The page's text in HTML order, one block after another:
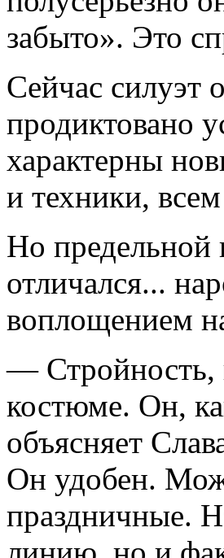
забыто». Это
Сейчас силуэт
продиктовано
характерны
и техники,
Но предельной
отличался...
воплощением
— Стройность,
костюме. Он,
объясняет
Он удобен.
праздничные.